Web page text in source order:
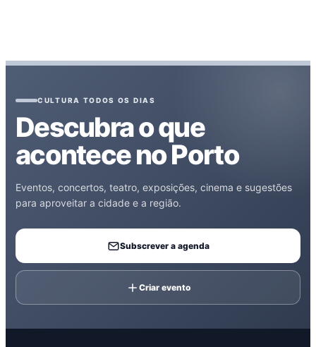
CULTURA TODOS OS DIAS
Descubra o que
acontece no Porto
Eventos, concertos, teatro, exposições, cinema e sugestões
para aproveitar a cidade e a região.
Subscrever a agenda
Criar evento